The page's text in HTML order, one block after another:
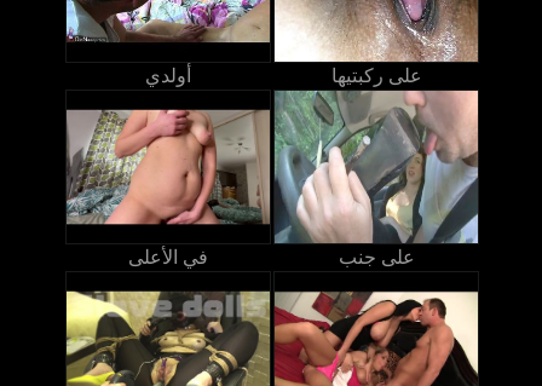
أولدي على ركبتيها
في الأعلى على جنب